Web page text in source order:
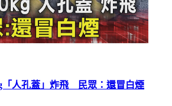
人孔蓋」炸飛 民眾：還冒白煙